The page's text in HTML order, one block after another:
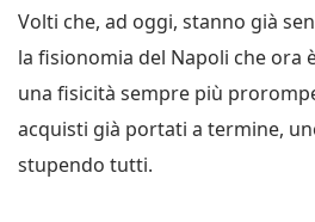
Volti che, ad oggi, stanno già
la fisionomia del Napoli che ora
una fisicità sempre più
acquisti già portati a termine,
stupendo tutti.